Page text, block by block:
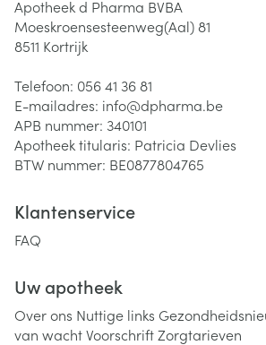
Apotheek d Pharma BVBA
Moeskroensesteenweg(Aal) 81
8511 Kortrijk
Telefoon: 056 41 36 81
E-mailadres: info@dpharma.be
APB nummer: 340101
Apotheek titularis: Patricia Devlies
BTW nummer: BE0877804765
Klantenservice
FAQ
Uw apotheek
Over ons Nuttige links
van wachtVoorschriftZorgtarieven